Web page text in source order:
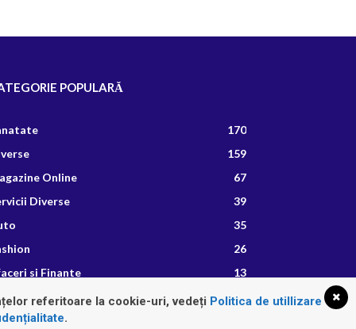
POPULARĂ
170
159
Online
67
Diverse
39
35
26
si Finante
13
Culinare
8
referitoare la cookie-uri, vedeți Politica de utillizare
.